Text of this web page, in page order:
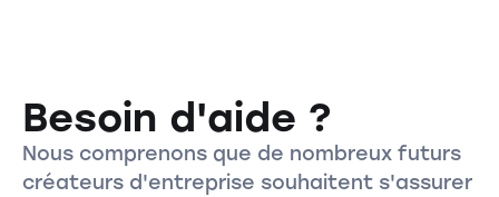
Besoin d'aide ?
Nous comprenons que de nombreux futurs
créateurs d'entreprise souhaitent s'assurer